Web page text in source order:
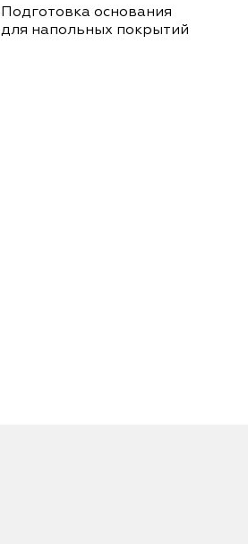
Подготовка основания
для напольных покрытий